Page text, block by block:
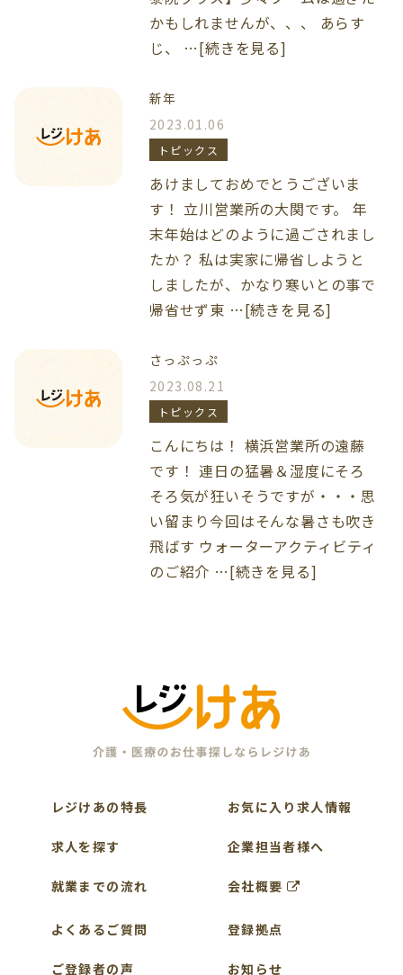
かもしれませんが、、、 あらす
じ、 …[続きを見る]
新年
2023.01.06
トピックス
あけましておめでとうございま
す！ 立川営業所の大関です。 年
末年始はどのように過ごされまし
たか？ 私は実家に帰省しようと
しましたが、かなり寒いとの事で
帰省せず東 …[続きを見る]
さっぷっぷ
2023.08.21
トピックス
こんにちは！ 横浜営業所の遠藤
です！ 連日の猛暑＆湿度にそろ
そろ気が狂いそうですが・・・思
い留まり今回はそんな暑さも吹き
飛ばす ウォーターアクティビティ
のご紹介 …[続きを見る]
レジけあの特長
求人を探す
就業までの流れ
よくあるご質問
ご登録者の声
お気に入り求人情報
企業担当者様へ
会社概要
登録拠点
お知らせ